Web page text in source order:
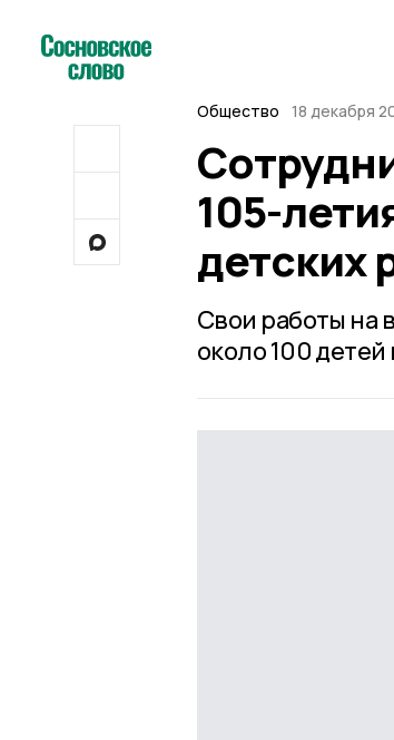
Общество 18 декабря
105-
детских
Свои работы на
около 100